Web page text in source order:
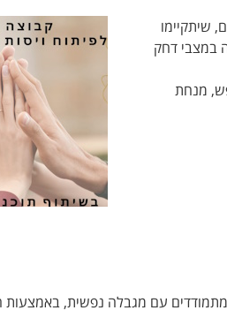
מוזמנות לסדרה בת 12 מפגשים, שיתקיימו
במצבי דחק
מנחת
עם מגבלה נפשית,